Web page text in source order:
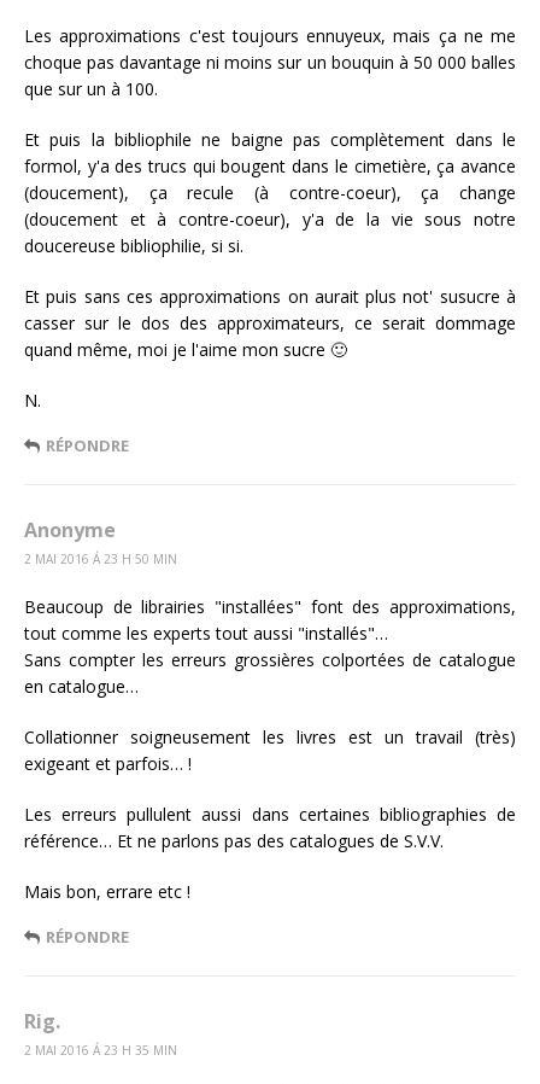
Les approximations c'est toujours ennuyeux, mais ça ne me
choque pas davantage ni moins sur un bouquin à 50 000 balles
que sur un à 100.
Et puis la bibliophile ne baigne pas complètement dans le
formol, y'a des trucs qui bougent dans le cimetière, ça avance
(doucement), ça recule (à contre-coeur), ça change
(doucement et à contre-coeur), y'a de la vie sous notre
doucereuse bibliophilie, si si.
Et puis sans ces approximations on aurait plus not' susucre à
casser sur le dos des approximateurs, ce serait dommage
quand même, moi je l'aime mon sucre 🙂
N.
RÉPONDRE
Anonyme
2 MAI 2016 Á 23 H 50 MIN
Beaucoup de librairies "installées" font des approximations,
tout comme les experts tout aussi "installés"…
Sans compter les erreurs grossières colportées de catalogue
en catalogue…
Collationner soigneusement les livres est un travail (très)
exigeant et parfois… !
Les erreurs pullulent aussi dans certaines bibliographies de
référence… Et ne parlons pas des catalogues de S.V.V.
Mais bon, errare etc !
RÉPONDRE
Rig.
2 MAI 2016 Á 23 H 35 MIN